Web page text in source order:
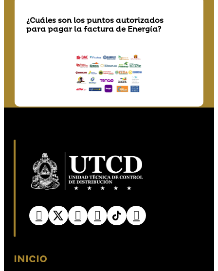
¿Cuáles son los puntos autorizados
para pagar la factura de Energía?
INICIO